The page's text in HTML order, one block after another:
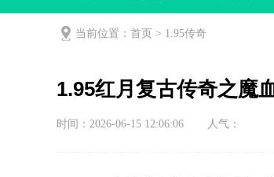
当前位置： 首页 > 1.95传奇
1.95红月复古传奇之魔
时间：2026-06-15 12:06:06 人气：